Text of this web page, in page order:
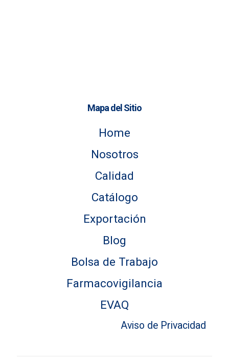
Mapa del Sitio
Home
Nosotros
Calidad
Catálogo
Exportación
Blog
Bolsa de Trabajo
Farmacovigilancia
EVAQ
Aviso de Privacidad